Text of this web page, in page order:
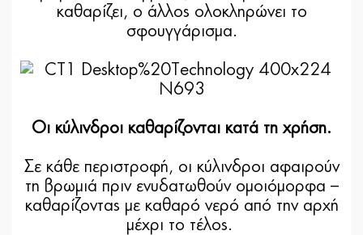
καθαρίζει, ο άλλος ολοκληρώνει το
σφουγγάρισμα.
Οι κύλινδροι καθαρίζονται κατά τη χρήση.
Σε κάθε περιστροφή, οι κύλινδροι αφαιρούν
τη βρωμιά πριν ενυδατωθούν ομοιόμορφα –
καθαρίζοντας με καθαρό νερό από την αρχή
μέχρι το τέλος.